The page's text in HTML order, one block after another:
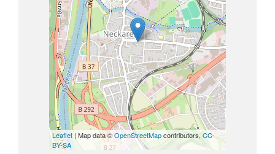
Leaflet| Map data ©OpenStreetMapcontributors,CC-
BY-SA